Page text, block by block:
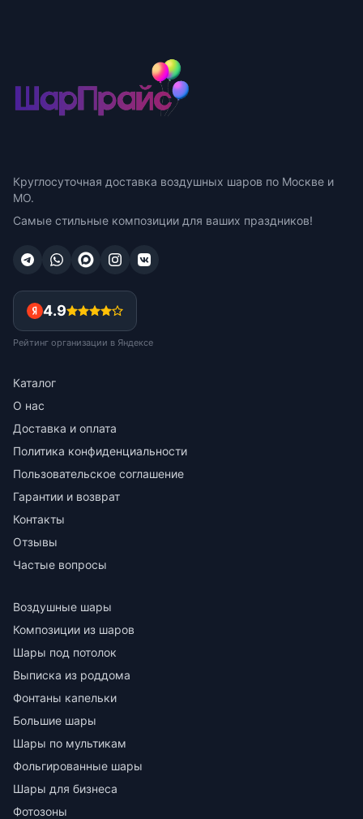
Круглосуточная доставка воздушных шаров по Москве и
МО.
Самые стильные композиции для ваших праздников!
4.9
Рейтинг организации в Яндексе
Каталог
О нас
Доставка и оплата
Политика конфиденциальности
Пользовательское соглашение
Гарантии и возврат
Контакты
Отзывы
Частые вопросы
Воздушные шары
Композиции из шаров
Шары под потолок
Выписка из роддома
Фонтаны капельки
Большие шары
Шары по мультикам
Фольгированные шары
Шары для бизнеса
Фотозоны